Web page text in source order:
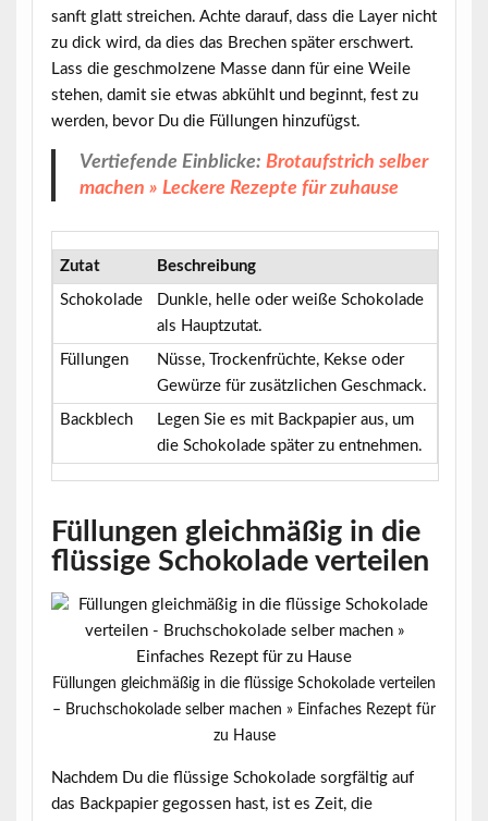
sanft glatt streichen. Achte darauf, dass die Layer nicht
zu dick wird, da dies das Brechen später erschwert.
Lass die geschmolzene Masse dann für eine Weile
stehen, damit sie etwas abkühlt und beginnt, fest zu
werden, bevor Du die Füllungen hinzufügst.
Vertiefende Einblicke:Brotaufstrich selber
machen » Leckere Rezepte für zuhause
Zutat Beschreibung
Schokolade
Dunkle, helle oder weiße Schokolade
als Hauptzutat.
Füllungen
Nüsse, Trockenfrüchte, Kekse oder
Gewürze für zusätzlichen Geschmack.
Backblech
Legen Sie es mit Backpapier aus, um
die Schokolade später zu entnehmen.
Füllungen gleichmäßig in die
flüssige Schokolade verteilen
Füllungen gleichmäßig in die flüssige Schokolade verteilen
– Bruchschokolade selber machen » Einfaches Rezept für
zu Hause
Nachdem Du die flüssige Schokolade sorgfältig auf
das Backpapier gegossen hast, ist es Zeit, die